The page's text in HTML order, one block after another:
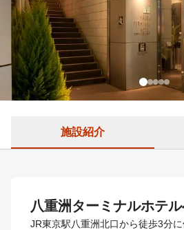
施設紹介
八重洲ターミナルホテル
JR東京駅八重洲北口から徒歩3分